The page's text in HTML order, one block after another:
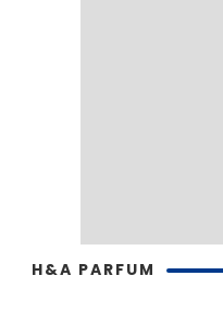
H&A PARFUM